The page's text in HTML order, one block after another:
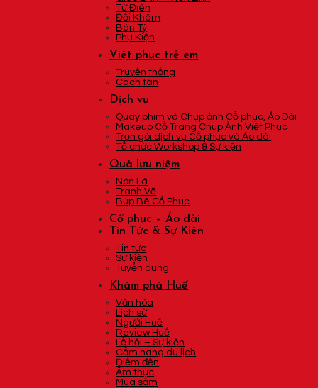
Tứ Điên
Đối Khâm
Bán Tý
Phụ Kiện
Việt phục trẻ em
Truyền thống
Cách tân
Dịch vụ
Quay phim và Chụp ảnh Cổ phục, Áo Dài
Makeup Cổ Trang Chụp Ảnh Việt Phục
Trọn gói dịch vụ Cổ phục và Áo dài
Tổ chức Workshop & Sự kiện
Quà lưu niệm
Nón Lá
Tranh Vẽ
Búp Bê Cổ Phục
Cổ phục – Áo dài
Tin Tức & Sự Kiện
Tin tức
Sự kiện
Tuyển dụng
Khám phá Huế
Văn hóa
Lịch sử
Người Huế
Review Huế
Lễ hội – Sự kiện
Cẩm nang du lịch
Điểm đến
Ẩm thực
Mua sắm